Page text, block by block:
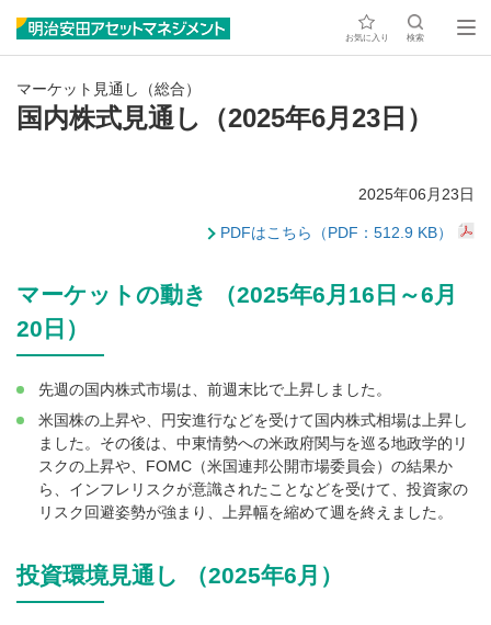
お気に入り 検索
マーケット見通し（総合）
国内株式見通し（2025年6月23日）
2025年06月23日
PDFはこちら（PDF：512.9 KB）
マーケットの動き （2025年6月16日～6月
20日）
先週の国内株式市場は、前週末比で上昇しました。
米国株の上昇や、円安進行などを受けて国内株式相場は上昇し
ました。その後は、中東情勢への米政府関与を巡る地政学的リ
スクの上昇や、FOMC（米国連邦公開市場委員会）の結果か
ら、インフレリスクが意識されたことなどを受けて、投資家の
リスク回避姿勢が強まり、上昇幅を縮めて週を終えました。
投資環境見通し （2025年6月）